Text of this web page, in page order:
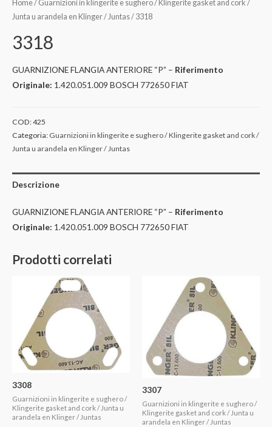
Home/ Guarnizioni in klingerite e sughero / Klingerite gasket and cork /
Junta u arandela en Klinger / Juntas/ 3318
3318
GUARNIZIONE FLANGIA ANTERIORE “P” – Riferimento
Originale: 1.420.051.009 BOSCH 772650 FIAT
COD:425
Categoria: Guarnizioni in klingerite e sughero / Klingerite gasket and cork /
Junta u arandela en Klinger / Juntas
Descrizione
GUARNIZIONE FLANGIA ANTERIORE “P” – Riferimento
Originale: 1.420.051.009 BOSCH 772650 FIAT
Prodotti correlati
3308
Guarnizioni in klingerite e sughero /
Klingerite gasket and cork / Junta u
arandela en Klinger / Juntas
3307
Guarnizioni in klingerite e sughero /
Klingerite gasket and cork / Junta u
arandela en Klinger / Juntas